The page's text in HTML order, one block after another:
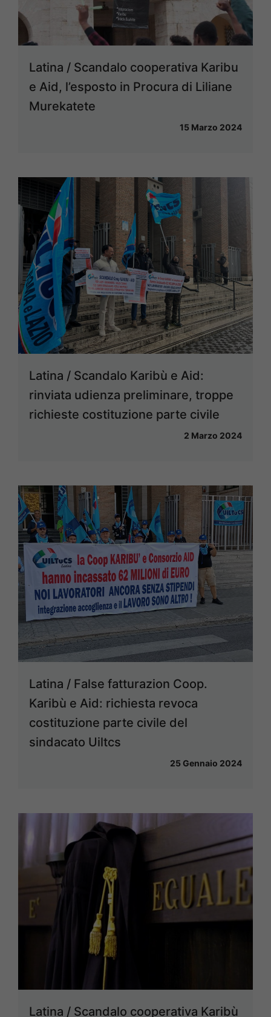
Latina / Scandalo cooperativa Karibu
e Aid, l’esposto in Procura di Liliane
Murekatete
15 Marzo 2024
Latina / Scandalo Karibù e Aid:
rinviata udienza preliminare, troppe
richieste costituzione parte civile
2 Marzo 2024
Latina / False fatturazion Coop.
Karibù e Aid: richiesta revoca
costituzione parte civile del
sindacato Uiltcs
25 Gennaio 2024
Latina / Scandalo cooperativa Karibù